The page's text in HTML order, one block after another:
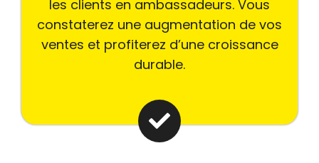
les clients en ambassadeurs. Vous
constaterez une augmentation de vos
ventes et profiterez d’une croissance
durable.